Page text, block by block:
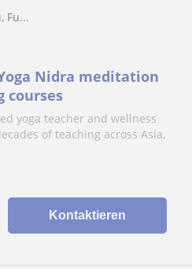
Fu...
Nidra meditation
courses
yoga teacher and wellness
of teaching across Asia,
Kontaktieren